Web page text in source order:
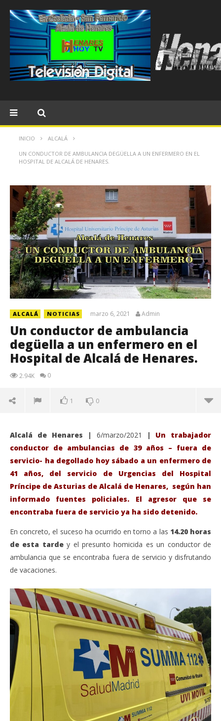
INICIO ALCALÁ
UN CONDUCTOR DE AMBULANCIA DEGÜELLA A UN ENFERMERO EN EL
HOSPITAL DE ALCALÁ DE HENARES.
ALCALÁ NOTICIAS marzo 6, 2021 Admin
Un conductor de ambulancia
degüella a un enfermero en el
Hospital de Alcalá de Henares.
2.94K 0
1 0
VIENDO AHORA
Un conductor de ambulancia degüella a un
marzo
2021
Admin
Alcalá de Henares | 6/marzo/2021 |
Un trabajador
conductor de ambulancias de 39 años – fuera de
servicio- ha degollado hoy sábado a un enfermero de
41 años, del servicio de Urgencias del Hospital
Príncipe de Asturias de Alcalá de Henares, según han
informado fuentes policiales. El agresor que se
encontraba fuera de servicio ya ha sido detenido.
En concreto, el suceso ha ocurrido en torno a las 14.20 horas
de esta tardey el presunto homicida es un conductor de
ambulancia que se encontraba fuera de servicio y disfrutando
de vacaciones.